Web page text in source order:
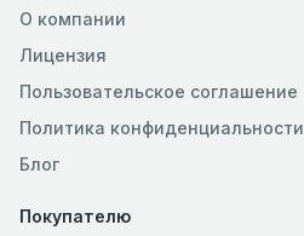
О компании
Лицензия
Пользовательское соглашение
Политика конфиденциальности
Блог
Покупателю